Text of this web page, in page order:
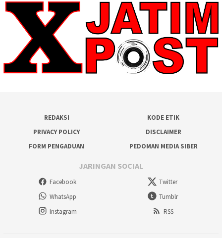
REDAKSI
KODE ETIK
PRIVACY POLICY
DISCLAIMER
FORM PENGADUAN
PEDOMAN MEDIA SIBER
JARINGAN SOCIAL
Facebook
Twitter
WhatsApp
Tumblr
Instagram
RSS